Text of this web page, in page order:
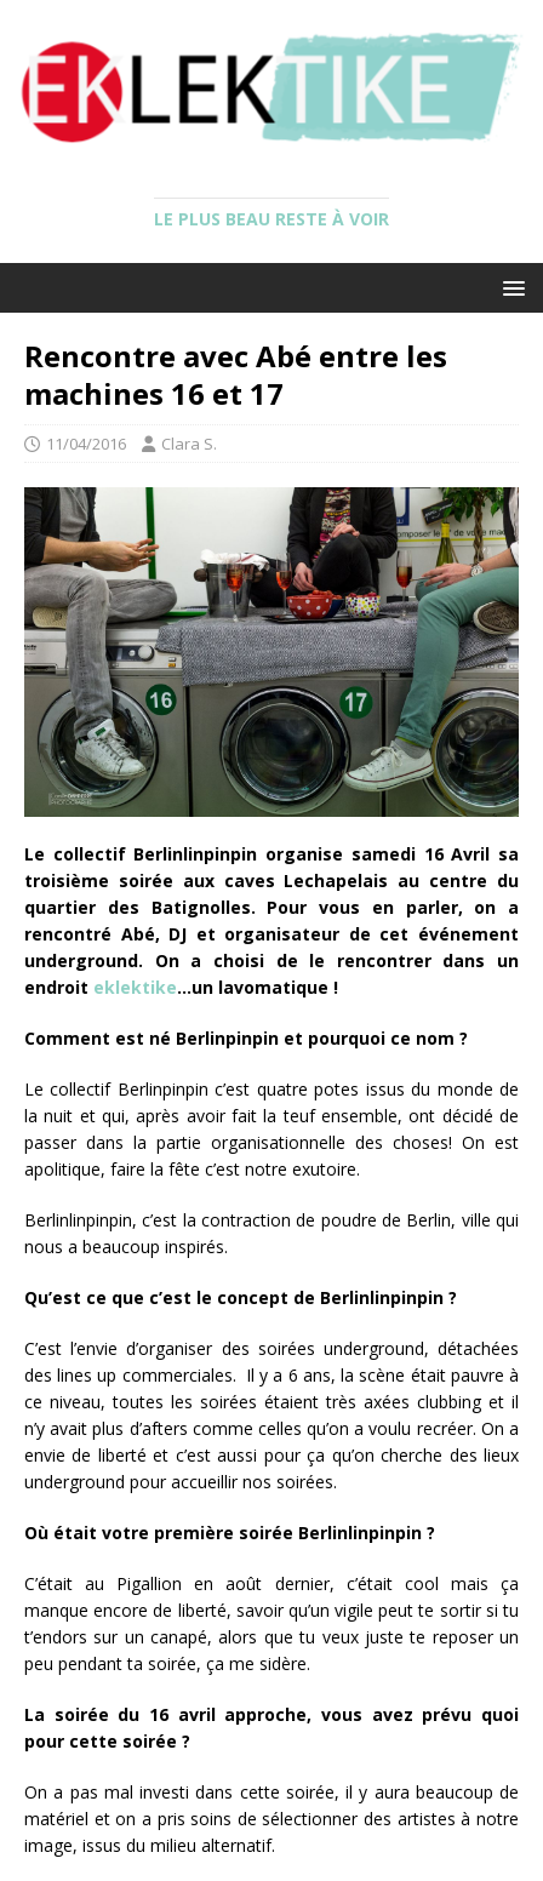
LE PLUS BEAU RESTE À VOIR
Rencontre avec Abé entre les
machines 16 et 17
11/04/2016 Clara S.
Le collectif Berlinlinpinpin organise samedi 16 Avril sa
troisième soirée aux caves Lechapelais au centre du
quartier des Batignolles. Pour vous en parler, on a
rencontré Abé, DJ et organisateur de cet événement
underground. On a choisi de le rencontrer dans un
endroit eklektike…un lavomatique !
Comment est né Berlinpinpin et pourquoi ce nom ?
Le collectif Berlinpinpin c’est quatre potes issus du monde de
la nuit et qui, après avoir fait la teuf ensemble, ont décidé de
passer dans la partie organisationnelle des choses! On est
apolitique, faire la fête c’est notre exutoire.
Berlinlinpinpin, c’est la contraction de poudre de Berlin, ville qui
nous a beaucoup inspirés.
Qu’est ce que c’est le concept de Berlinlinpinpin ?
C’est l’envie d’organiser des soirées underground, détachées
des lines up commerciales. Il y a 6 ans, la scène était pauvre à
ce niveau, toutes les soirées étaient très axées clubbing et il
n’y avait plus d’afters comme celles qu’on a voulu recréer. On a
envie de liberté et c’est aussi pour ça qu’on cherche des lieux
underground pour accueillir nos soirées.
Où était votre première soirée Berlinlinpinpin ?
C’était au Pigallion en août dernier, c’était cool mais ça
manque encore de liberté, savoir qu’un vigile peut te sortir si tu
t’endors sur un canapé, alors que tu veux juste te reposer un
peu pendant ta soirée, ça me sidère.
La soirée du 16 avril approche, vous avez prévu quoi
pour cette soirée ?
On a pas mal investi dans cette soirée, il y aura beaucoup de
matériel et on a pris soins de sélectionner des artistes à notre
image, issus du milieu alternatif.